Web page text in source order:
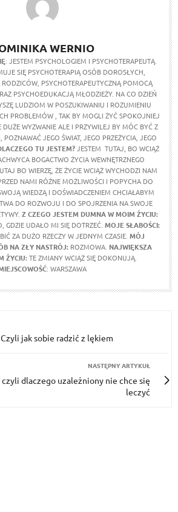
WERNIO
: JESTEM PSYCHOLOGIEM I PSYCHOTERAPEUTĄ.
SIĘ PSYCHOTERAPIĄ OSÓB DOROSŁYCH,
PSYCHOTERAPEUTYCZNĄ POMOCĄ
PSYCHOEDUKACJĄ MŁODZIEŻY. NA CO DZIEŃ
LUDZIOM W POSZUKIWANIU I ROZUMIENIU
PROBLEMÓW , TAK BY MOGLI ŻYĆ SPOKOJNIEJ
WYZWANIE ALE I PRZYWILEJ BY MÓC BYĆ Z
JEGO ŚWIAT, JEGO PRZEŻYCIA, JEGO
TU JESTEM?JESTEM TUTAJ, BO WCIĄŻ
BOGACTWO ŻYCIA WEWNĘTRZNEGO
BO WIERZĘ, ŻE ŻYCIE WCIĄŻ WYCHODZI NAM
NAMI RÓŻNE MOŻLIWOŚCI I POPYCHA DO
WIEDZĄ I DOŚWIADCZENIEM CHCIAŁABYM
DO ROZWOJU I DO SPOJRZENIA NA SWOJE
Z CZEGO JESTEM DUMNA W MOIM ŻYCIU:
GDZIE UDAŁO MI SIĘ DOTRZEĆ. MOJE SŁABOŚCI:
ZA DUŻO RZECZY W JEDNYM CZASIE. MÓJ
NA ZŁY NASTRÓJ: ROZMOWA. NAJWIĘKSZA
ŻYCIU:TE ZMIANY WCIĄŻ SIĘ DOKONUJĄ.
: WARSZAWA
Czyli jak sobie radzić z lękiem
NASTĘPNY ARTYKUŁ
dlaczego uzależniony nie chce się
leczyć